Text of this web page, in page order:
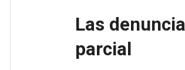
Las
parcial